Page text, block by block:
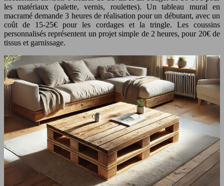
les matériaux (palette, vernis, roulettes). Un tableau mural en
macramé demande 3 heures de réalisation pour un débutant, avec un
coût de 15-25€ pour les cordages et la tringle. Les coussins
personnalisés représentent un projet simple de 2 heures, pour 20€ de
tissus et garnissage.